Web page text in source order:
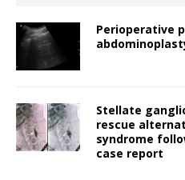
Perioperative
Stellate
rescue
syndrome
case report